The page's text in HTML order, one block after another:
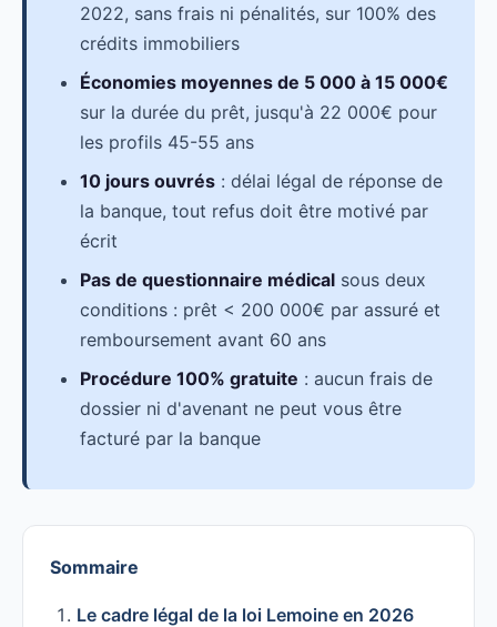
2022, sans frais ni pénalités, sur 100% des
crédits immobiliers
Économies moyennes de 5 000 à 15 000€
sur la durée du prêt, jusqu'à 22 000€ pour
les profils 45-55 ans
10 jours ouvrés : délai légal de réponse de
la banque, tout refus doit être motivé par
écrit
Pas de questionnaire médical sous deux
conditions : prêt < 200 000€ par assuré et
remboursement avant 60 ans
Procédure 100% gratuite : aucun frais de
dossier ni d'avenant ne peut vous être
facturé par la banque
Sommaire
Le cadre légal de la loi Lemoine en 2026